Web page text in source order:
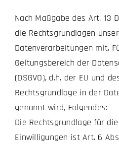
Nach Maßgabe des Art. 13
die Rechtsgrundlagen
Datenverarbeitungen mit.
Geltungsbereich der
(DSGVO), d.h. der EU und
Rechtsgrundlage in der
genannt wird, Folgendes:
Die Rechtsgrundlage für
Einwilligungen ist Art. 6